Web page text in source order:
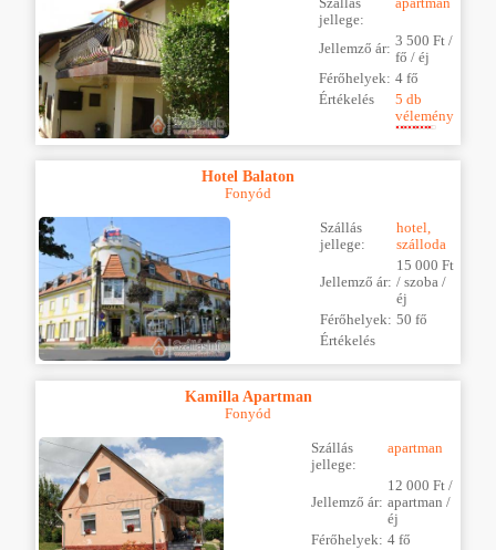
Szállás
jellege:
apartman
Jellemző ár: 3 500 Ft /
fő / éj
Férőhelyek: 4 fő
Értékelés
5 db
vélemény
Hotel Balaton
Fonyód
Szállás
jellege:
hotel,
szálloda
Jellemző ár:
15 000 Ft
/ szoba /
éj
Férőhelyek: 50 fő
Értékelés
Kamilla Apartman
Fonyód
Szállás
jellege:
apartman
Jellemző ár:
12 000 Ft /
apartman /
éj
Férőhelyek: 4 fő